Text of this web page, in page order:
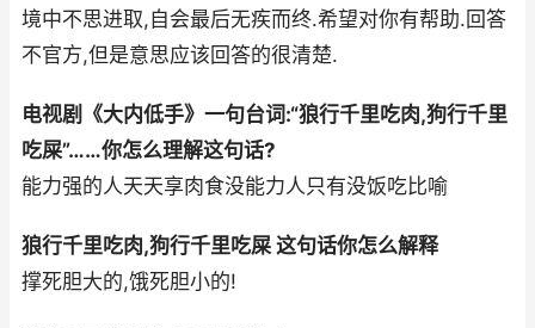
境中不思进取,自会最后无疾而终.希望对你有帮助.回答
不官方,但是意思应该回答的很清楚.
电视剧《大内低手》一句台词:“狼行千里吃肉,狗行千里
吃屎”……你怎么理解这句话?
能力强的人天天享肉食没能力人只有没饭吃比喻
狼行千里吃肉,狗行千里吃屎 这句话你怎么解释
撑死胆大的,饿死胆小的!